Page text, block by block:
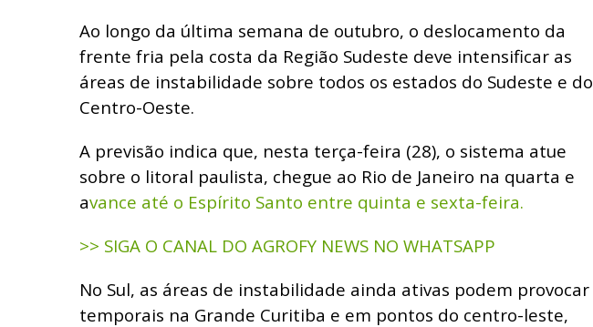
Ao longo da última semana de outubro, o deslocamento da
frente fria pela costa da Região Sudeste deve intensificar as
áreas de instabilidade sobre todos os estados do Sudeste e do
Centro-Oeste.
A previsão indica que, nesta terça-feira (28), o sistema atue
sobre o litoral paulista, chegue ao Rio de Janeiro na quarta e
avance até o Espírito Santo entre quinta e sexta-feira.
>> SIGA O CANAL DO AGROFY NEWS NO WHATSAPP
No Sul, as áreas de instabilidade ainda ativas podem provocar
temporais na Grande Curitiba e em pontos do centro-leste,